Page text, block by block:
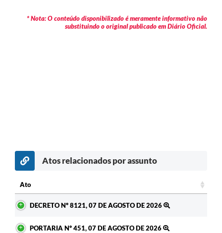
* Nota: O conteúdo disponibilizado é meramente informativo não
substituindo o original publicado em Diário Oficial.
Atos relacionados por assunto
Ato
DECRETO Nº 8121, 07 DE AGOSTO DE 2026
PORTARIA Nº 451, 07 DE AGOSTO DE 2026